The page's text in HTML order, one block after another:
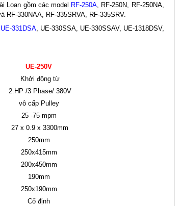
Loan gồm các model RF-250A , RF-250N, RF-250NA,
RF-330NAA, RF-335SRVA, RF-335SRV.
UE-331DSA, UE-330SSA, UE-330SSAV, UE-1318DSV,
UE-250V
Khởi động từ
2.HP /3 Phase/ 380V
vô cấp Pulley
25 -75 mpm
27 x 0.9 x 3300mm
250mm
250x415mm
200x450mm
190mm
250x190mm
Cố định